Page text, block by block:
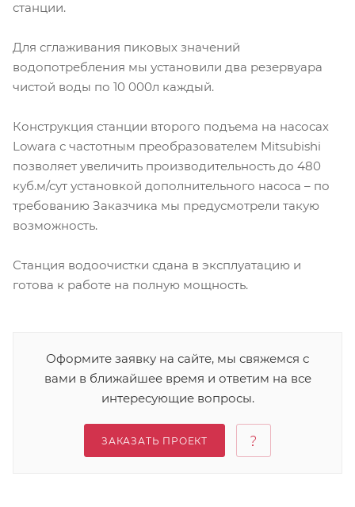
станции.
Для сглаживания пиковых значений
водопотребления мы установили два резервуара
чистой воды по 10 000л каждый.
Конструкция станции второго подъема на насосах
Lowara с частотным преобразователем Mitsubishi
позволяет увеличить производительность до 480
куб.м/сут установкой дополнительного насоса – по
требованию Заказчика мы предусмотрели такую
возможность.
Станция водоочистки сдана в эксплуатацию и
готова к работе на полную мощность.
Оформите заявку на сайте, мы свяжемся с
вами в ближайшее время и ответим на все
интересующие вопросы.
ЗАКАЗАТЬ ПРОЕКТ